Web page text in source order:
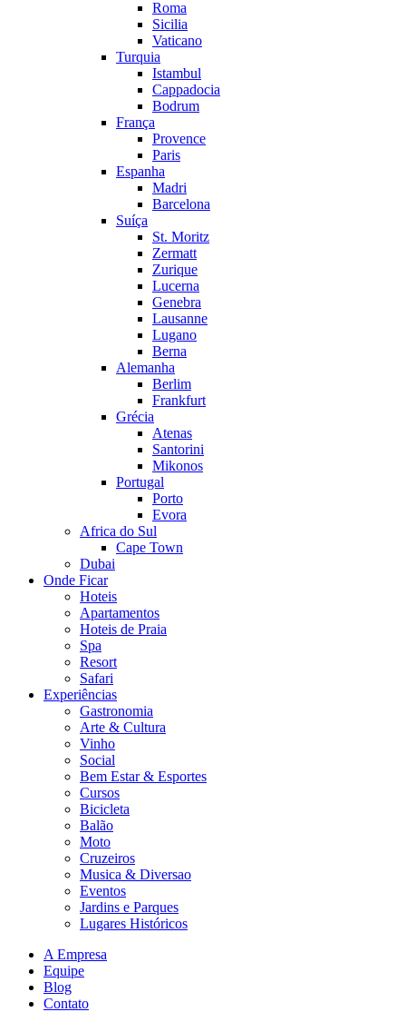
Roma
Sicilia
Vaticano
Turquia
Istambul
Cappadocia
Bodrum
França
Provence
Paris
Espanha
Madri
Barcelona
Suíça
St. Moritz
Zermatt
Zurique
Lucerna
Genebra
Lausanne
Lugano
Berna
Alemanha
Berlim
Frankfurt
Grécia
Atenas
Santorini
Mikonos
Portugal
Porto
Evora
Africa do Sul
Cape Town
Dubai
Onde Ficar
Hoteis
Apartamentos
Hoteis de Praia
Spa
Resort
Safari
Experiências
Gastronomia
Arte & Cultura
Vinho
Social
Bem Estar & Esportes
Cursos
Bicicleta
Balão
Moto
Cruzeiros
Musica & Diversao
Eventos
Jardins e Parques
Lugares Históricos
A Empresa
Equipe
Blog
Contato